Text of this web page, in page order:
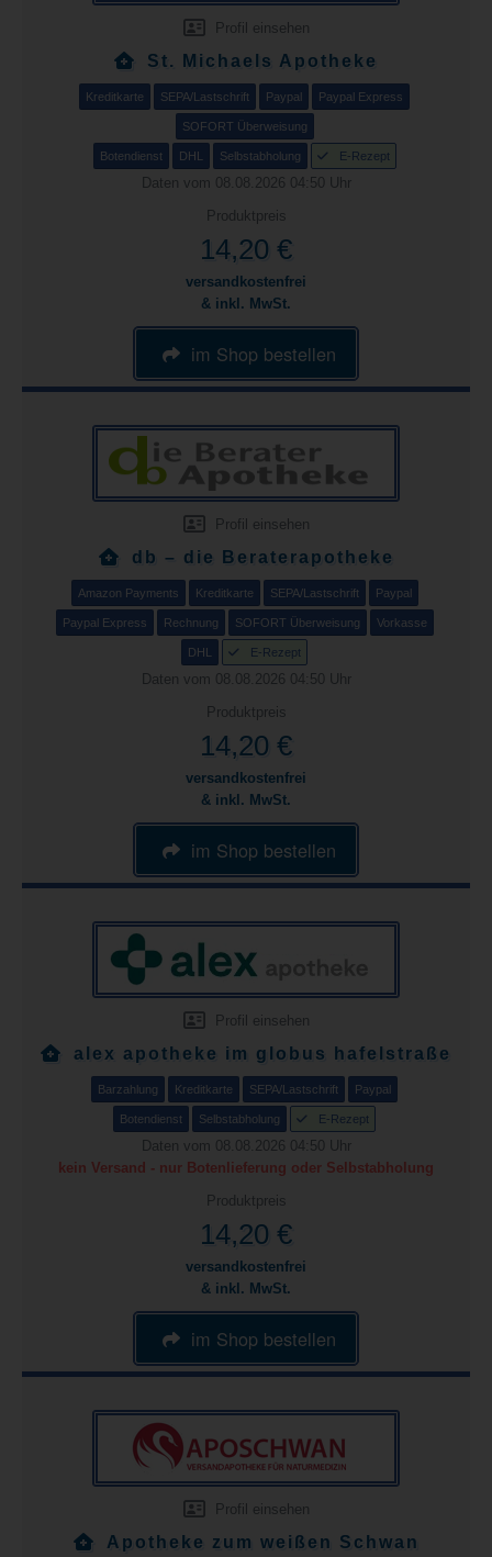
Profil einsehen
St. Michaels Apotheke
Kreditkarte SEPA/Lastschrift Paypal Paypal Express
SOFORT Überweisung
Botendienst DHL Selbstabholung E-Rezept
Daten vom 08.08.2026 04:50 Uhr
Produktpreis
14,20 €
versandkostenfrei
& inkl. MwSt.
im Shop bestellen
Profil einsehen
db – die Beraterapotheke
Amazon Payments Kreditkarte SEPA/Lastschrift Paypal
Paypal Express Rechnung SOFORT Überweisung Vorkasse
DHL E-Rezept
Daten vom 08.08.2026 04:50 Uhr
Produktpreis
14,20 €
versandkostenfrei
& inkl. MwSt.
im Shop bestellen
Profil einsehen
alex apotheke im globus hafelstraße
Barzahlung Kreditkarte SEPA/Lastschrift Paypal
Botendienst Selbstabholung E-Rezept
Daten vom 08.08.2026 04:50 Uhr
kein Versand - nur Botenlieferung oder Selbstabholung
Produktpreis
14,20 €
versandkostenfrei
& inkl. MwSt.
im Shop bestellen
Profil einsehen
Apotheke zum weißen Schwan